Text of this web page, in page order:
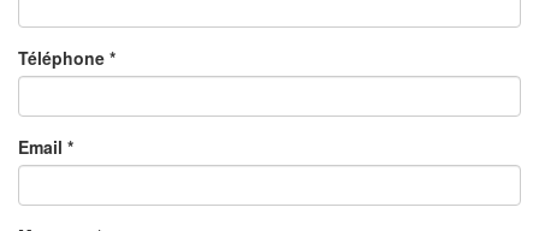
Téléphone *
Email *